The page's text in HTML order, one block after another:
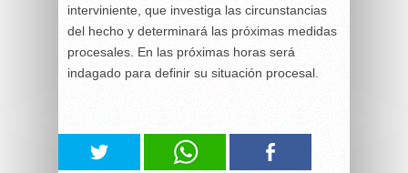
interviniente, que investiga las circunstancias
del hecho y determinará las próximas medidas
procesales. En las próximas horas será
indagado para definir su situación procesal.